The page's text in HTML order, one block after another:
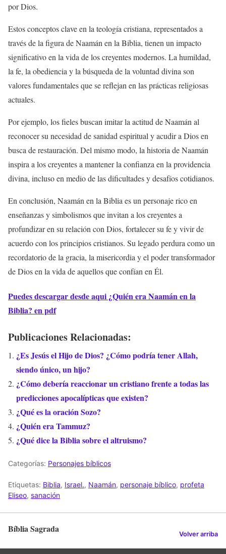
por Dios.
Estos conceptos clave en la teología cristiana, representados a
través de la figura de Naamán en la Biblia, tienen un impacto
significativo en la vida de los creyentes modernos. La humildad,
la fe, la obediencia y la búsqueda de la voluntad divina son
valores fundamentales que se reflejan en las prácticas religiosas
actuales.
Por ejemplo, los fieles buscan imitar la actitud de Naamán al
reconocer su necesidad de sanidad espiritual y acudir a Dios en
busca de restauración. Del mismo modo, la historia de Naamán
inspira a los creyentes a mantener la confianza en la providencia
divina, incluso en medio de las dificultades y desafíos cotidianos.
En conclusión, Naamán en la Biblia es un personaje rico en
enseñanzas y simbolismos que invitan a los creyentes a
profundizar en su relación con Dios, fortalecer su fe y vivir de
acuerdo con los principios cristianos. Su legado perdura como un
recordatorio de la gracia, la misericordia y el poder transformador
de Dios en la vida de aquellos que confían en Él.
Puedes descargar desde aqui ¿Quién era Naamán en la
Biblia? en pdf
Publicaciones Relacionadas:
¿Es Jesús el Hijo de Dios? ¿Cómo podría tener Allah,
siendo único, un hijo?
¿Cómo debería reaccionar un cristiano frente a todas las
predicciones apocalípticas que existen?
¿Qué es la oración Sozo?
¿Quién era Tammuz?
¿Qué dice la Biblia sobre el altruismo?
Categorías: Personajes bíblicos
Etiquetas: Biblia, Israel., Naamán, personaje bíblico, profeta
Eliseo, sanación
Bíblia Sagrada Volver arriba